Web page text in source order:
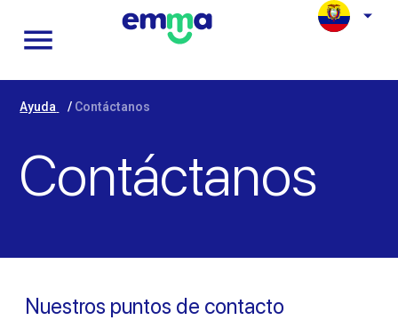
Ayuda / Contáctanos
Contáctanos
Nuestros puntos de contacto